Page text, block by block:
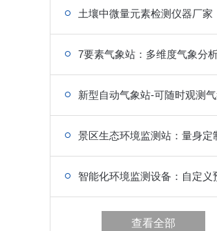
土壤中微量元素检测仪器厂家
查看全部